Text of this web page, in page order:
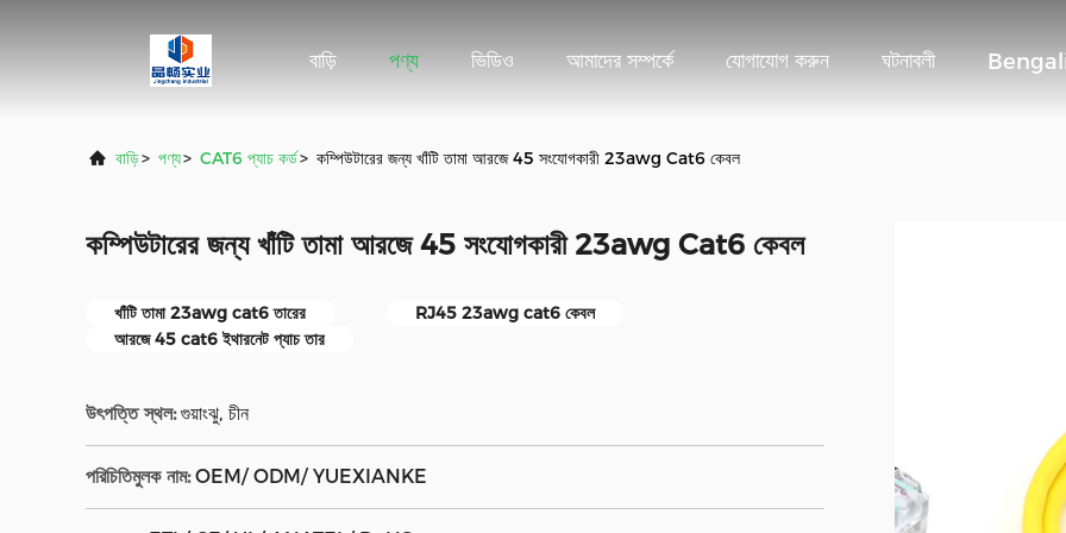
বাড়ি পণ্য ভিডিও আমাদের সম্পর্কে যোগাযোগ করুন ঘটনাবলী
বাড়ি> পণ্য> CAT6 প্যাচ কর্ড> কম্পিউটারের জন্য খাঁটি তামা আরজে 45 সংযোগকারী 23awg Cat6 কেবল
কম্পিউটারের জন্য খাঁটি তামা আরজে 45 সংযোগকারী 23awg Cat6 কেবল
খাঁটি তামা 23awg cat6 তারের
RJ45 23awg cat6 কেবল
আরজে 45 cat6 ইথারনেট প্যাচ তার
উৎপত্তি স্থল: গুয়াংঝু, চীন
পরিচিতিমুলক নাম: OEM/ ODM/ YUEXIANKE